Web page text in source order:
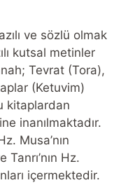
ve sözlü olmak
kutsal metinler
Tevrat (Tora),
(Ketuvim)
kitaplardan
inanılmaktadır.
Musa’nın
Hz.
içermektedir.